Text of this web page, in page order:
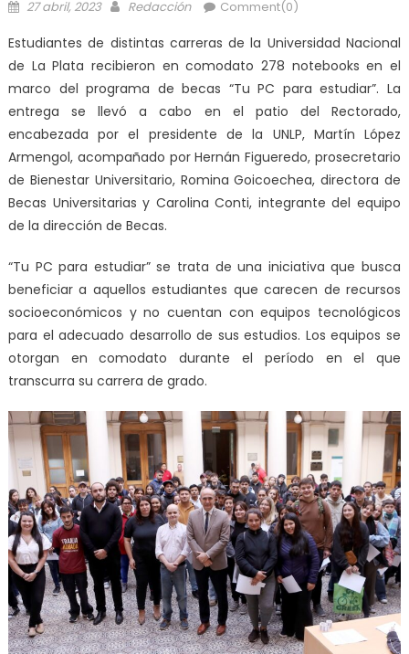
27 abril, 2023 Redacción Comment(0)
Estudiantes de distintas carreras de la Universidad Nacional
de La Plata recibieron en comodato 278 notebooks en el
marco del programa de becas “Tu PC para estudiar”. La
entrega se llevó a cabo en el patio del Rectorado,
encabezada por el presidente de la UNLP, Martín López
Armengol, acompañado por Hernán Figueredo, prosecretario
de Bienestar Universitario, Romina Goicoechea, directora de
Becas Universitarias y Carolina Conti, integrante del equipo
de la dirección de Becas.
“Tu PC para estudiar” se trata de una iniciativa que busca
beneficiar a aquellos estudiantes que carecen de recursos
socioeconómicos y no cuentan con equipos tecnológicos
para el adecuado desarrollo de sus estudios. Los equipos se
otorgan en comodato durante el período en el que
transcurra su carrera de grado.